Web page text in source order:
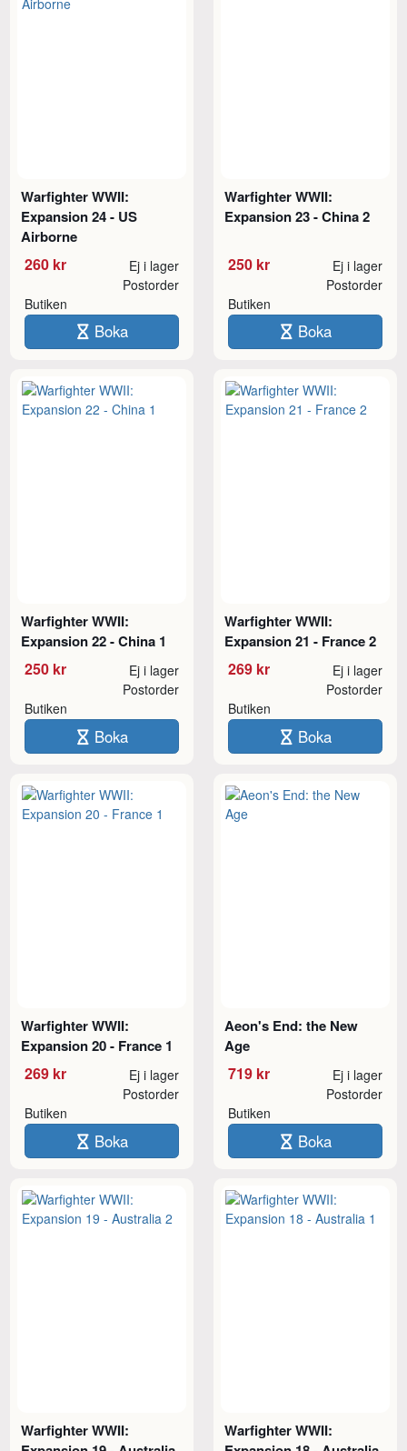
Warfighter WWII:
Expansion 24 - US
Airborne
260 kr Ej i lager
Butiken
Postorder
Boka
Warfighter WWII:
Expansion 23 - China 2
250 kr Ej i lager
Butiken
Postorder
Boka
Warfighter WWII:
Expansion 22 - China 1
250 kr Ej i lager
Butiken
Postorder
Boka
Warfighter WWII:
Expansion 21 - France 2
269 kr Ej i lager
Butiken
Postorder
Boka
Warfighter WWII:
Expansion 20 - France 1
269 kr Ej i lager
Butiken
Postorder
Boka
Aeon's End: the New
Age
719 kr Ej i lager
Butiken
Postorder
Boka
Warfighter WWII:
Warfighter WWII: